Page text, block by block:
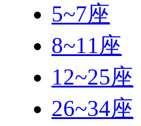
5~7座
8~11座
12~25座
26~34座